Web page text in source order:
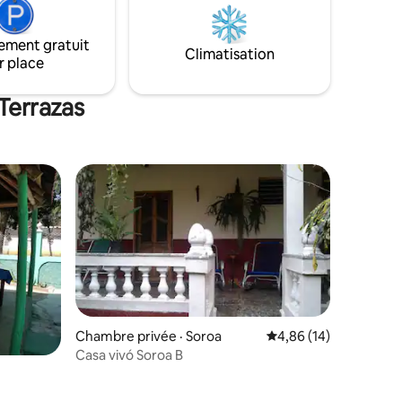
arbres fruitiers dans la cour. Nous
sommes à seulement 500 mètres de
l'hôtel Horizontes Soroa.
gratuit
place
Climatisation
Chambre privée · Soroa Note moyenne de
4,86 (14)
Casa vivó Soroa B